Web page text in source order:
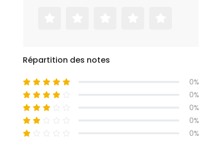
Répartition des notes
0%
0%
0%
0%
0%